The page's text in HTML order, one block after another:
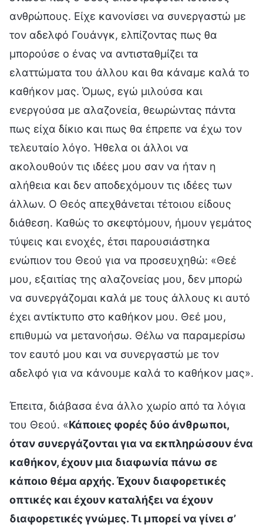
ανθρώπους. Είχε κανονίσει να συνεργαστώ με
τον αδελφό Γουάνγκ, ελπίζοντας πως θα
μπορούσε ο ένας να αντισταθμίζει τα
ελαττώματα του άλλου και θα κάναμε καλά το
καθήκον μας. Όμως, εγώ μιλούσα και
ενεργούσα με αλαζονεία, θεωρώντας πάντα
πως είχα δίκιο και πως θα έπρεπε να έχω τον
τελευταίο λόγο. Ήθελα οι άλλοι να
ακολουθούν τις ιδέες μου σαν να ήταν η
αλήθεια και δεν αποδεχόμουν τις ιδέες των
άλλων. Ο Θεός απεχθάνεται τέτοιου είδους
διάθεση. Καθώς το σκεφτόμουν, ήμουν γεμάτος
τύψεις και ενοχές, έτσι παρουσιάστηκα
ενώπιον του Θεού για να προσευχηθώ: «Θεέ
μου, εξαιτίας της αλαζονείας μου, δεν μπορώ
να συνεργάζομαι καλά με τους άλλους κι αυτό
έχει αντίκτυπο στο καθήκον μου. Θεέ μου,
επιθυμώ να μετανοήσω. Θέλω να παραμερίσω
τον εαυτό μου και να συνεργαστώ με τον
αδελφό για να κάνουμε καλά το καθήκον μας».
Έπειτα, διάβασα ένα άλλο χωρίο από τα λόγια
του Θεού. «Κάποιες φορές δύο άνθρωποι,
όταν συνεργάζονται για να εκπληρώσουν ένα
καθήκον, έχουν μια διαφωνία πάνω σε
κάποιο θέμα αρχής. Έχουν διαφορετικές
οπτικές και έχουν καταλήξει να έχουν
διαφορετικές γνώμες. Τι μπορεί να γίνει σ’